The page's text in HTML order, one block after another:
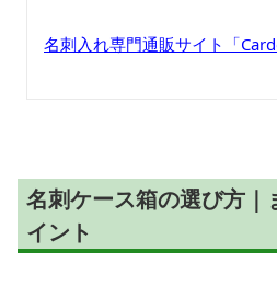
名刺入れ専門通販サイト「
名刺ケース箱の選び方｜
イント